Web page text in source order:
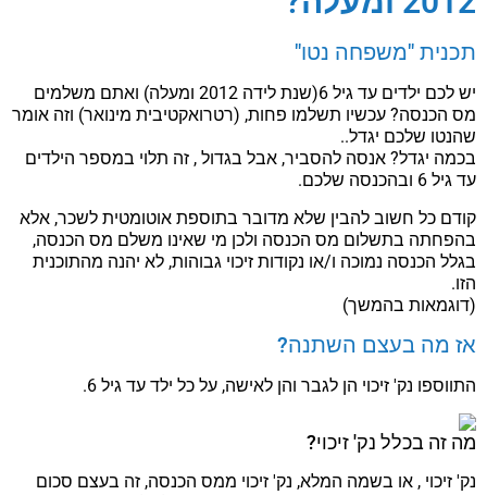
תכנית "משפחה נטו"
יש לכם ילדים עד גיל 6(שנת לידה 2012 ומעלה) ואתם משלמים
מס הכנסה? עכשיו תשלמו פחות, (רטרואקטיבית מינואר) וזה אומר
שהנטו שלכם יגדל..
בכמה יגדל? אנסה להסביר, אבל בגדול , זה תלוי במספר הילדים
עד גיל 6 ובהכנסה שלכם.
קודם כל חשוב להבין שלא מדובר בתוספת אוטומטית לשכר, אלא
בהפחתה בתשלום מס הכנסה ולכן מי שאינו משלם מס הכנסה,
בגלל הכנסה נמוכה ו/או נקודות זיכוי גבוהות, לא יהנה מהתוכנית
הזו.
(דוגמאות בהמשך)
אז מה בעצם השתנה?
התווספו נק' זיכוי הן לגבר והן לאישה, על כל ילד עד גיל 6.
מה זה בכלל נק' זיכוי?
נק' זיכוי , או בשמה המלא, נק' זיכוי ממס הכנסה, זה בעצם סכום